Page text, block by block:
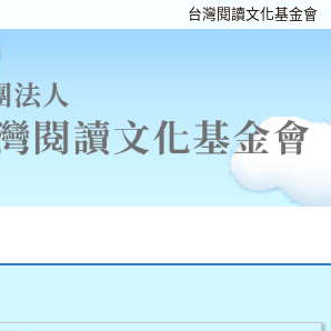
台灣閱讀文化基金會